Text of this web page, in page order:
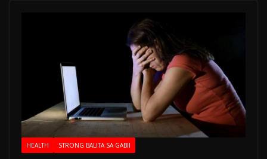
HEALTH STRONG BALITA SA GABII